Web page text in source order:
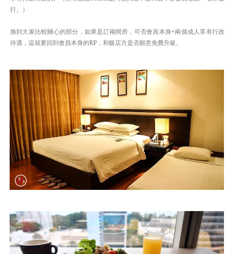
行。）
換到大家比較關心的部分，如果是訂兩間房，可否會員本身+兩個成人享有行政
待遇，這就要回到會員本身的RP，和飯店方是否願意免費升級。